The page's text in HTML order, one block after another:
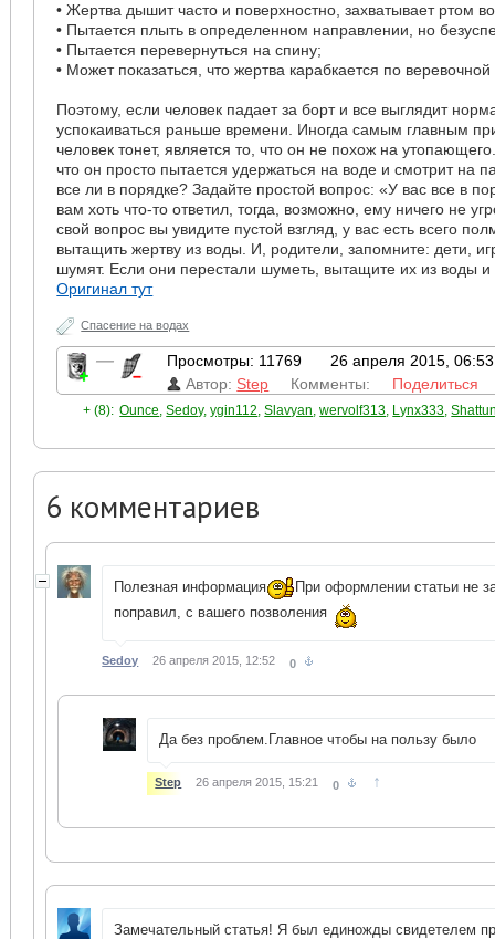
• Жертва дышит часто и поверхностно, захватывает ртом
• Пытается плыть в определенном направлении, но
• Пытается перевернуться на спину;
• Может показаться, что жертва карабкается по
Поэтому, если человек падает за борт и все выглядит
успокаиваться раньше времени. Иногда самым главным
человек тонет, является то, что он не похож на
что он просто пытается удержаться на воде и смотрит на
все ли в порядке? Задайте простой вопрос: «У вас все в
вам хоть что-то ответил, тогда, возможно, ему ничего не
свой вопрос вы увидите пустой взгляд, у вас есть всего
вытащить жертву из воды. И, родители, запомните: дети,
шумят. Если они перестали шуметь, вытащите их из воды и
Оригинал тут
Спасение на водах
— Просмотры: 11769
26 апреля 2015, 06:53
Автор: Step Комменты: Поделиться
+ (8): Ounce,Sedoy,ygin112,Slavyan,wervolf313, Lynx333,
6 комментариев
Полезная информация
При оформлении статьи не
поправил, с вашего позволения
Sedoy 26 апреля 2015, 12:52 0
Да без проблем.Главное чтобы на пользу было
Step 26 апреля 2015, 15:21 0 ↑
Замечательный статья! Я был единожды свидетелем